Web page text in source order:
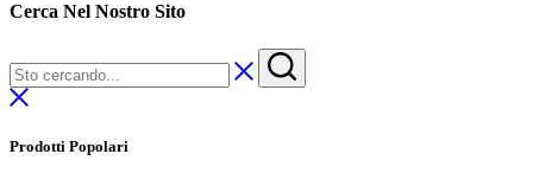
Cerca Nel Nostro Sito
Prodotti Popolari